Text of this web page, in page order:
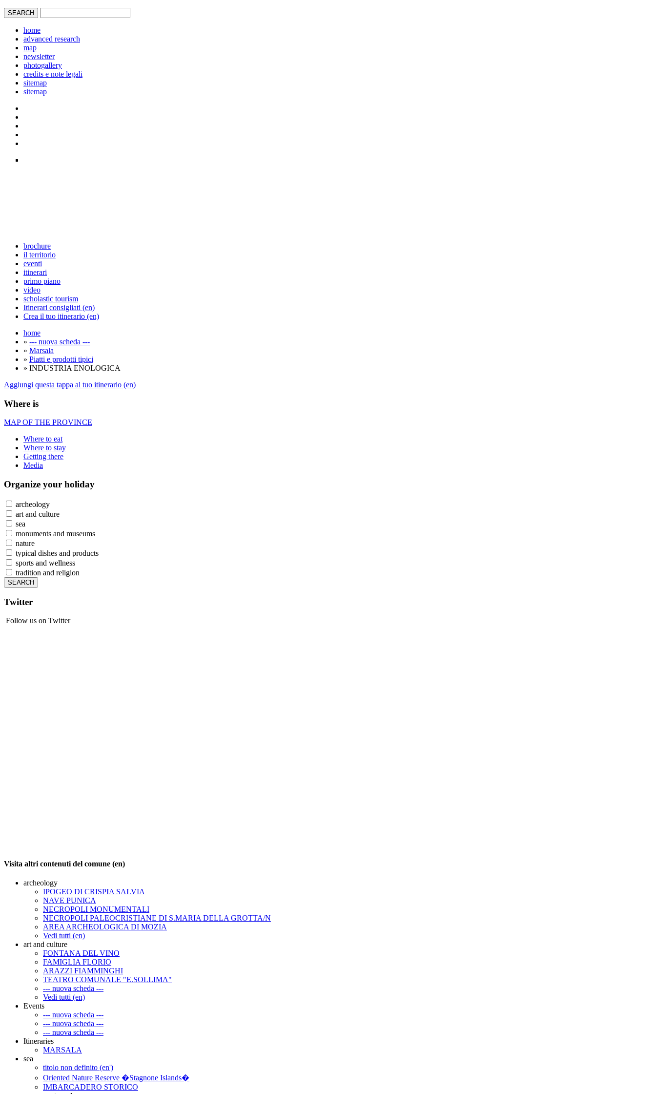
home
advanced research
map
newsletter
photogallery
credits e note legali
sitemap
sitemap
brochure
il territorio
eventi
itinerari
primo piano
video
scholastic tourism
Itinerari consigliati (en)
Crea il tuo itinerario (en)
home
» --- nuova scheda ---
» Marsala
» Piatti e prodotti tipici
» INDUSTRIA ENOLOGICA
Aggiungi questa tappa al tuo itinerario (en)
Where is
MAP OF THE PROVINCE
Where to eat
Where to stay
Getting there
Media
Organize your holiday
archeology
art and culture
sea
monuments and museums
nature
typical dishes and products
sports and wellness
tradition and religion
Twitter
Follow us on Twitter
Visita altri contenuti del comune (en)
archeology
IPOGEO DI CRISPIA SALVIA
NAVE PUNICA
NECROPOLI MONUMENTALI
NECROPOLI PALEOCRISTIANE DI S.MARIA DELLA GROTTA/N
AREA ARCHEOLOGICA DI MOZIA
Vedi tutti (en)
art and culture
FONTANA DEL VINO
FAMIGLIA FLORIO
ARAZZI FIAMMINGHI
TEATRO COMUNALE "E.SOLLIMA"
--- nuova scheda ---
Vedi tutti (en)
Events
--- nuova scheda ---
--- nuova scheda ---
--- nuova scheda ---
Itineraries
MARSALA
sea
titolo non definito (en')
Oriented Nature Reserve �Stagnone Islands�
IMBARCADERO STORICO